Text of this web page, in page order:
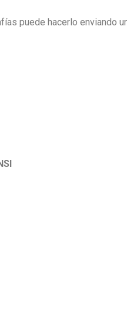
puede hacerlo enviando